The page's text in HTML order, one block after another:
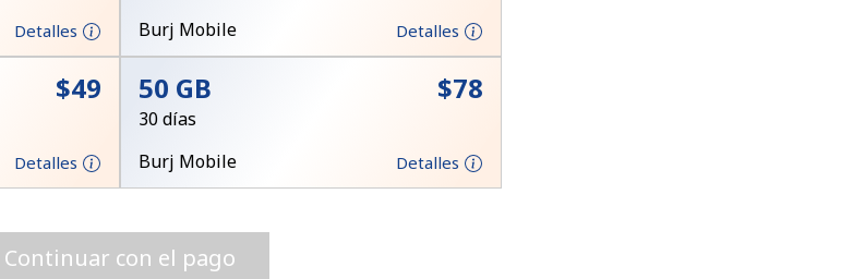
¡Hola!
Detalles
Burj Mobile
Detalles
⁦$49⁩
Detalles
50 GB ⁦$78⁩
30 días
Burj Mobile
Detalles
Continuar con el pago